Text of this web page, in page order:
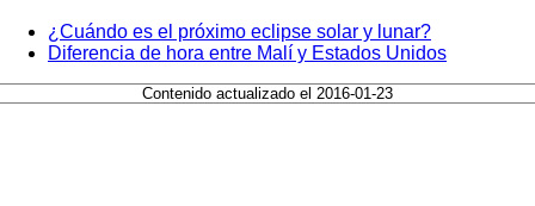
¿Cuándo es el próximo eclipse solar y lunar?
Diferencia de hora entre Malí y Estados Unidos
Contenido actualizado el 2016-01-23